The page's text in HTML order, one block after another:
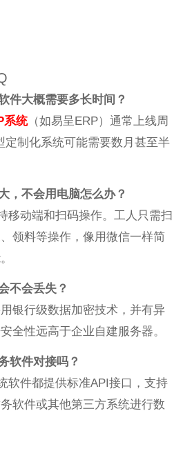
件大概需要多长时间？
系统（如易呈ERP）通常上线周
定制化系统可能需要数月甚至半
，不会用电脑怎么办？
移动端和扫码操作。工人只需扫
领料等操作，像用微信一样简
不会丢失？
银行级数据加密技术，并有异
全性远高于企业自建服务器。
软件对接吗？
软件都提供标准API接口，支持
软件或其他第三方系统进行数